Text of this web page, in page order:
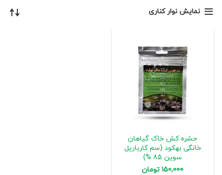
نمایش نوار کناری
حشره کش خاک گیاهان
خانگی بهکود (سم کارباریل
سوین 85 %)
150,000 تومان